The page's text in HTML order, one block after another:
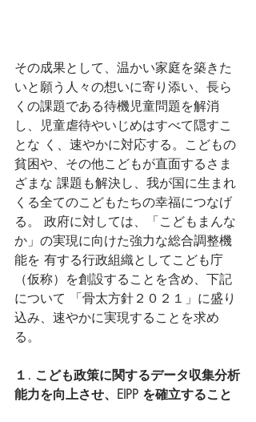
その成果として、温かい家庭を築きた
いと願う人々の想いに寄り添い、長ら
くの課題である待機児童問題を解消
し、児童虐待やいじめはすべて隠すこ
とな く、速やかに対応する。こどもの
貧困や、その他こどもが直面するさま
ざまな 課題も解決し、我が国に生まれ
くる全てのこどもたちの幸福につなげ
る。 政府に対しては、「こどもまんな
か」の実現に向けた強力な総合調整機
能を 有する行政組織としてこども庁
（仮称）を創設することを含め、下記
について 「骨太方針２０２１」に盛り
込み、速やかに実現することを求め
る。
１. こども政策に関するデータ収集分析
能力を向上させ、EIPP を確立すること